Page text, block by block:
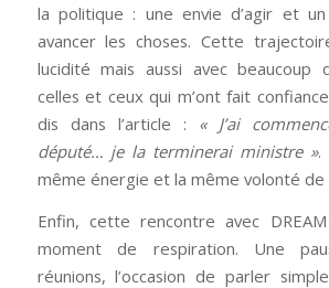
la politique : une envie d’agir et
avancer les choses. Cette
lucidité mais aussi avec beaucoup
celles et ceux qui m’ont fait
dis dans l’article : « J’ai
député… je la terminerai ministre ».
même énergie et la même volonté de
Enfin, cette rencontre avec
moment de respiration. Une
réunions, l’occasion de parler